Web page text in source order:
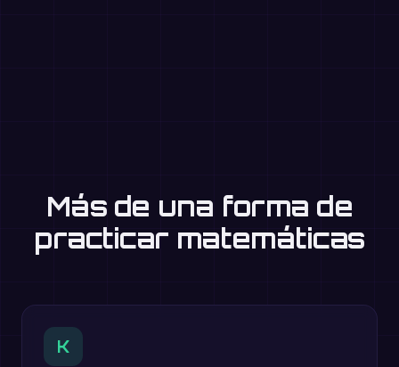
Más de una forma de
practicar matemáticas
K